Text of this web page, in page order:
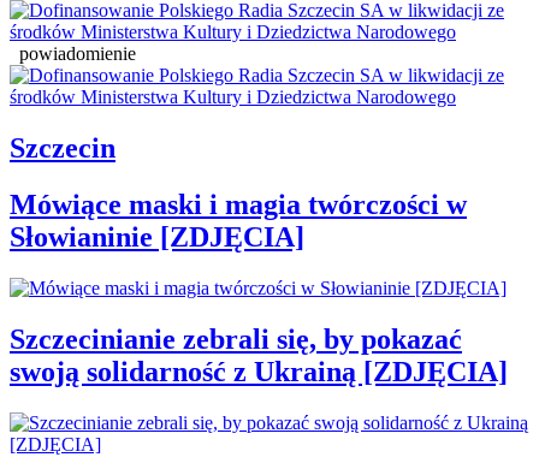
powiadomienie
Szczecin
Mówiące maski i magia twórczości w
Słowianinie [ZDJĘCIA]
Szczecinianie zebrali się, by pokazać
swoją solidarność z Ukrainą [ZDJĘCIA]